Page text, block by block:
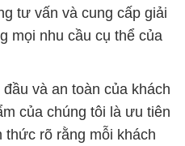
tư vấn và cung cấp giải
mọi nhu cầu cụ thể của
và an toàn của khách
của chúng tôi là ưu tiên
thức rõ rằng mỗi khách